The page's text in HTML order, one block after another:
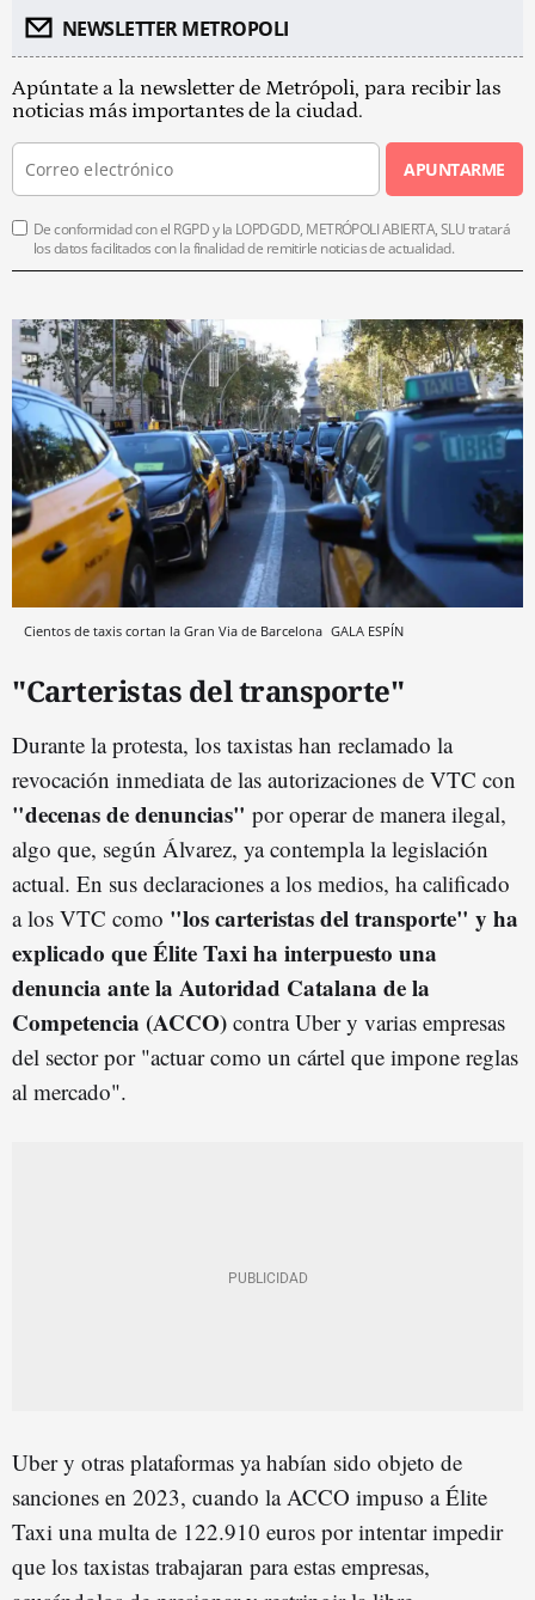
NEWSLETTER METROPOLI
Apúntate a la newsletter de Metrópoli, para recibir las
noticias más importantes de la ciudad.
APUNTARME
De conformidad con el RGPD y la LOPDGDD, METRÓPOLI ABIERTA, SLU tratará
los datos facilitados con la finalidad de remitirle noticias de actualidad.
Cientos de taxis cortan la Gran Via de Barcelona GALA ESPÍN
"Carteristas del transporte"
Durante la protesta, los taxistas han reclamado la
revocación inmediata de las autorizaciones de VTC con
"decenas de denuncias" por operar de manera ilegal,
algo que, según Álvarez, ya contempla la legislación
actual. En sus declaraciones a los medios, ha calificado
a los VTC como "los carteristas del transporte" y ha
explicado que Élite Taxi ha interpuesto una
denuncia ante la Autoridad Catalana de la
Competencia (ACCO) contra Uber y varias empresas
del sector por "actuar como un cártel que impone reglas
al mercado".
Uber y otras plataformas ya habían sido objeto de
sanciones en 2023, cuando la ACCO impuso a Élite
Taxi una multa de 122.910 euros por intentar impedir
que los taxistas trabajaran para estas empresas,